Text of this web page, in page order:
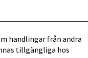
handlingar från andra
tillgängliga hos